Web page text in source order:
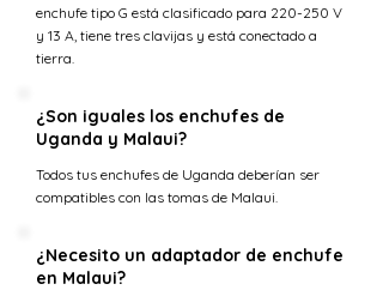
enchufe tipo G está clasificado para 220-250 V
y 13 A, tiene tres clavijas y está conectado a
tierra.
¿Son iguales los enchufes de
Uganda y Malaui?
Todos tus enchufes de Uganda deberían ser
compatibles con las tomas de Malaui.
¿Necesito un adaptador de enchufe
en Malaui?